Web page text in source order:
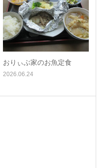
おりぃぶ家のお魚定食
2026.06.24